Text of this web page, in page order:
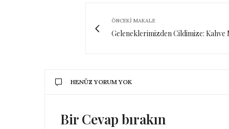
ÖNCEKI MAKALE
Geleneklerimizden Cildimize: Kahve
HENÜZ YORUM YOK
Bir Cevap bırakın